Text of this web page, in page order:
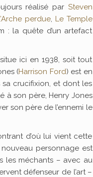
réalisé par Steven
perdue, Le Temple
: la quête d’un artefact
ici en 1938, soit tout
(Harrison Ford) est en
crucifixion, et dont les
à son père, Henry Jones
son père de l’ennemi le
d’où lui vient cette
personnage est
les méchants – avec au
défenseur de l’art –